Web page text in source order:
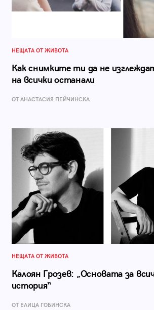
НЕЩАТА ОТ ЖИВОТА
Как снимките ти да не
на всички останали
ОТ AНАСТАСИЯ ПЕЙЧИНСКА
НЕЩАТА ОТ ЖИВОТА
Калоян Грозев: „Основата за
история“
ОТ ЕЛИЦА ГОБИНСКА